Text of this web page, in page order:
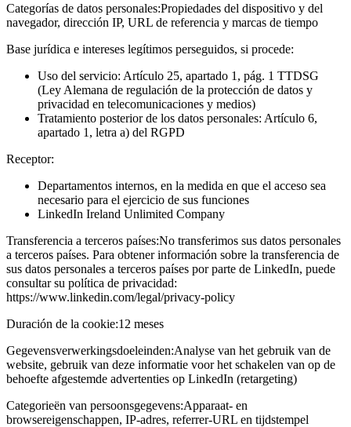
Categorías de datos personales:Propiedades del dispositivo y del
navegador, dirección IP, URL de referencia y marcas de tiempo
Base jurídica e intereses legítimos perseguidos, si procede:
Uso del servicio: Artículo 25, apartado 1, pág. 1 TTDSG
(Ley Alemana de regulación de la protección de datos y
privacidad en telecomunicaciones y medios)
Tratamiento posterior de los datos personales: Artículo 6,
apartado 1, letra a) del RGPD
Receptor:
Departamentos internos, en la medida en que el acceso sea
necesario para el ejercicio de sus funciones
LinkedIn Ireland Unlimited Company
Transferencia a terceros países:No transferimos sus datos personales
a terceros países. Para obtener información sobre la transferencia de
sus datos personales a terceros países por parte de LinkedIn, puede
consultar su política de privacidad:
https://www.linkedin.com/legal/privacy-policy
Duración de la cookie:12 meses
Gegevensverwerkingsdoeleinden:Analyse van het gebruik van de
website, gebruik van deze informatie voor het schakelen van op de
behoefte afgestemde advertenties op LinkedIn (retargeting)
Categorieën van persoonsgegevens:Apparaat- en
browsereigenschappen, IP-adres, referrer-URL en tijdstempel